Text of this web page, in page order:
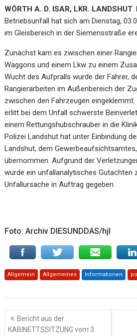
WÖRTH A. D. ISAR, LKR. LANDSHUT.
Betriebsunfall hat sich am Dienstag,
im Gleisbereich in der Siemensstraße
Zunächst kam es zwischen einer
Waggons und einem Lkw zu einem
Wucht des Aufpralls wurde der Fahrer,
Rangierarbeiten im Außenbereich der
zwischen den Fahrzeugen
erlitt bei dem Unfall schwerste
einem Rettungshubschrauber in die
Polizei Landshut hat unter Einbindung
Landshut, dem
übernommen. Aufgrund der
wurde ein unfallanalytisches Gutachten
Unfallursache in Auftrag gegeben.
Foto: Archiv DIESUNDDAS/hjl
Allgemein Allgemeines Informationen
Beitragsnavigation
Bericht aus der
KABINETTSSITZUNG vom 3.